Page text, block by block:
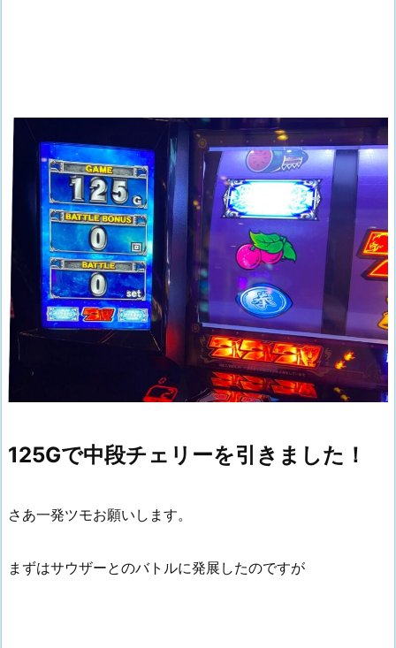
125Gで中段チェリーを引きました！
さあ一発ツモお願いします。
まずはサウザーとのバトルに発展したのですが